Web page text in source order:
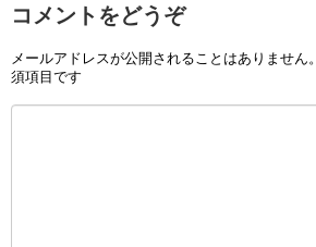
コメントをどうぞ
メールアドレスが公開されることはありません。
須項目です